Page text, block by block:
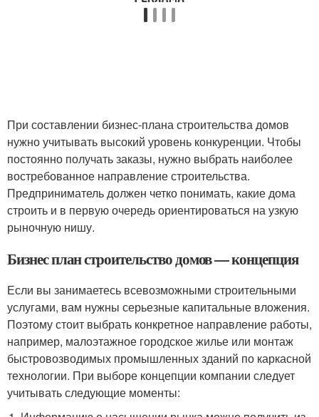
При составлении бизнес-плана строительства домов
нужно учитывать высокий уровень конкуренции. Чтобы
постоянно получать заказы, нужно выбрать наиболее
востребованное направление строительства.
Предприниматель должен четко понимать, какие дома
строить и в первую очередь ориентироваться на узкую
рыночную нишу.
Бизнес план строительство домов — концепция
Если вы занимаетесь всевозможными строительными
услугами, вам нужны серьезные капитальные вложения.
Поэтому стоит выбрать конкретное направление работы,
например, малоэтажное городское жилье или монтаж
быстровозводимых промышленных зданий по каркасной
технологии. При выборе концепции компании следует
учитывать следующие моменты: